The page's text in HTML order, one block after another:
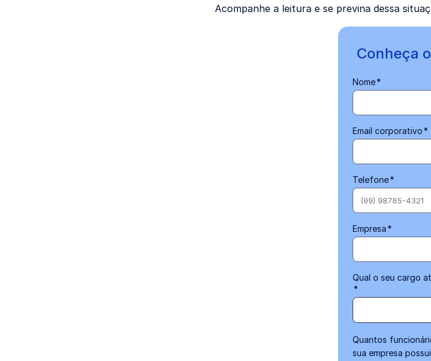
Acompanhe a leitura e se previna dessa
Conheça
Nome*
Email corporativo*
Telefone*
Empresa*
Qual o seu cargo
*
Quantos
sua empresa